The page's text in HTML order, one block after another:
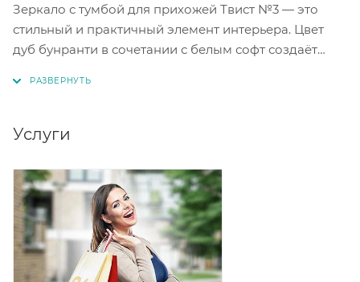
Зеркало с тумбой для прихожей Твист №3 — это
стильный и практичный элемент интерьера. Цвет
дуб бунранти в сочетании с белым софт создаёт
организовать пространство и добавить
качественному исполнению, зеркало с тумбой
станет долговечным дополнением вашего дома.
Цветовое решение дуб бунранти/белый софт. Петли
с доводчиком, полновыкатные направляющие.
Услуги